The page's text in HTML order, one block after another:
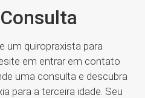
um quiropraxista para
em entrar em contato
uma consulta e descubra
para a terceira idade. Seu